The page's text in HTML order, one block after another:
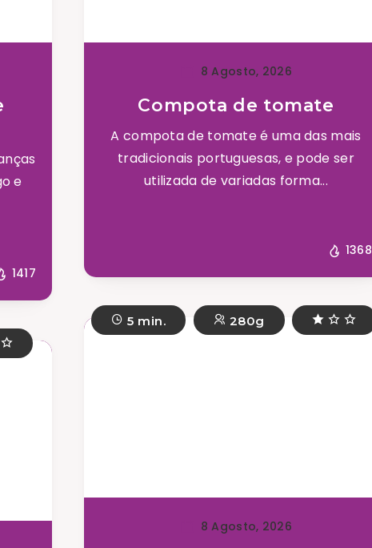
e
1417
8 Agosto, 2026
Compota de tomate
A compota de tomate é uma das mais
tradicionais portuguesas, e pode ser
utilizada de variadas forma...
1368
5 min. 280g
8 Agosto, 2026